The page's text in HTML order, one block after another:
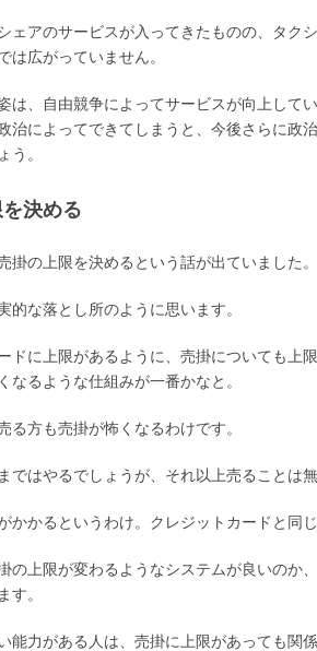
ェアのサービスが入ってきたものの、タク
は広がっていません。
は、自由競争によってサービスが向上して
治によってできてしまうと、今後さらに政
う。
決める
掛の上限を決めるという話が出ていました。
的な落とし所のように思います。
ドに上限があるように、売掛についても上
なるような仕組みが一番かなと。
る方も売掛が怖くなるわけです。
ではやるでしょうが、それ以上売ることは無
かかるというわけ。クレジットカードと同じ
の上限が変わるようなシステムが良いのか
す。
能力がある人は、売掛に上限があっても関係